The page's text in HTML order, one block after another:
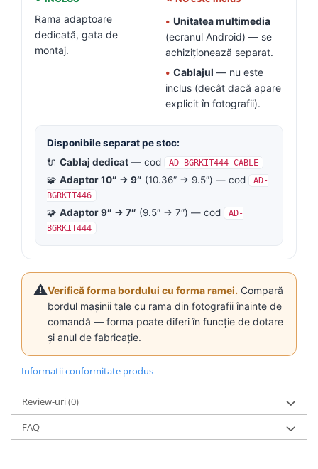
Rama adaptoare
dedicată, gata de
montaj.
• Unitatea multimedia
(ecranul Android) — se
achiziționează separat.
• Cablajul — nu este
inclus (decât dacă apare
explicit în fotografii).
Disponibile separat pe stoc:
🔌 Cablaj dedicat — cod AD-BGRKIT444-CABLE
🧩 Adaptor 10″ → 9″ (10.36″ → 9.5″) — cod
AD-
BGRKIT446
🧩 Adaptor 9″ → 7″ (9.5″ → 7″) — cod
AD-
BGRKIT444
⚠️Verifică forma bordului cu forma ramei. Compară
bordul mașinii tale cu rama din fotografii înainte de
comandă — forma poate diferi în funcție de dotare
și anul de fabricație.
Informatii conformitate produs
Review-uri(0)
FAQ